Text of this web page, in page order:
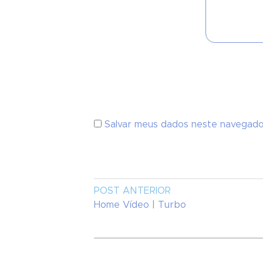
Salvar meus dados neste
POST ANTERIOR
Home Vídeo | Turbo